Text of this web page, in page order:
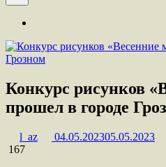
Конкурс рисунков
прошел в городе
l_az 04.05.202305.05.2023
167